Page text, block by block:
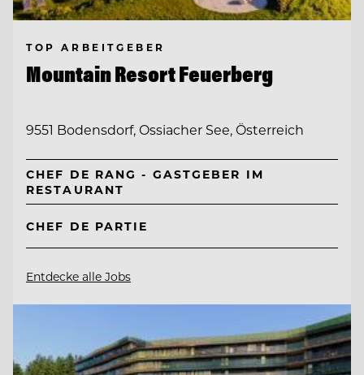
TOP ARBEITGEBER
Mountain Resort Feuerberg
9551 Bodensdorf, Ossiacher See, Österreich
CHEF DE RANG - GASTGEBER IM
RESTAURANT
CHEF DE PARTIE
Entdecke alle Jobs